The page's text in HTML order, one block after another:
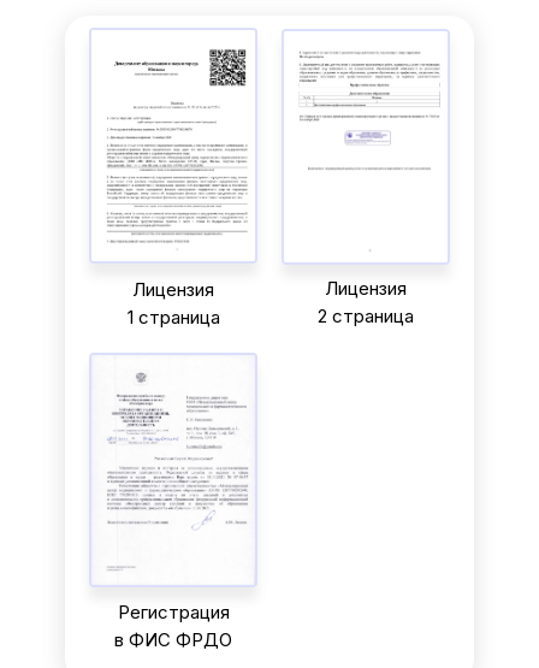
Лицензия
1 страница
Лицензия
2 страница
Регистрация
в ФИС ФРДО